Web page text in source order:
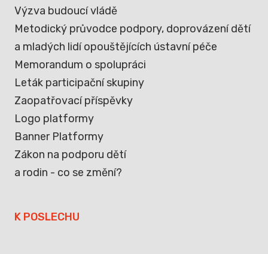
Výzva budoucí vládě
Metodický průvodce podpory, doprovázení dětí
a mladých lidí opouštějících ústavní péče
Memorandum o spolupráci
Leták participační skupiny
Zaopatřovací příspěvky
Logo platformy
Banner Platformy
Zákon na podporu dětí
a rodin - co se změní?
K POSLECHU